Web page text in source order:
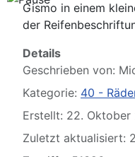
Gismo in einem
der
Details
Geschrieben von:
Kategorie: 40 -
Erstellt: 22. Oktober
Zuletzt aktualisiert: